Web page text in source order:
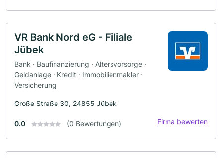
VR Bank Nord eG - Filiale
Jübek
Bank · Baufinanzierung · Altersvorsorge ·
Geldanlage · Kredit · Immobilienmakler ·
Versicherung
Große Straße 30, 24855 Jübek
0.0 (0 Bewertungen) Firma bewerten